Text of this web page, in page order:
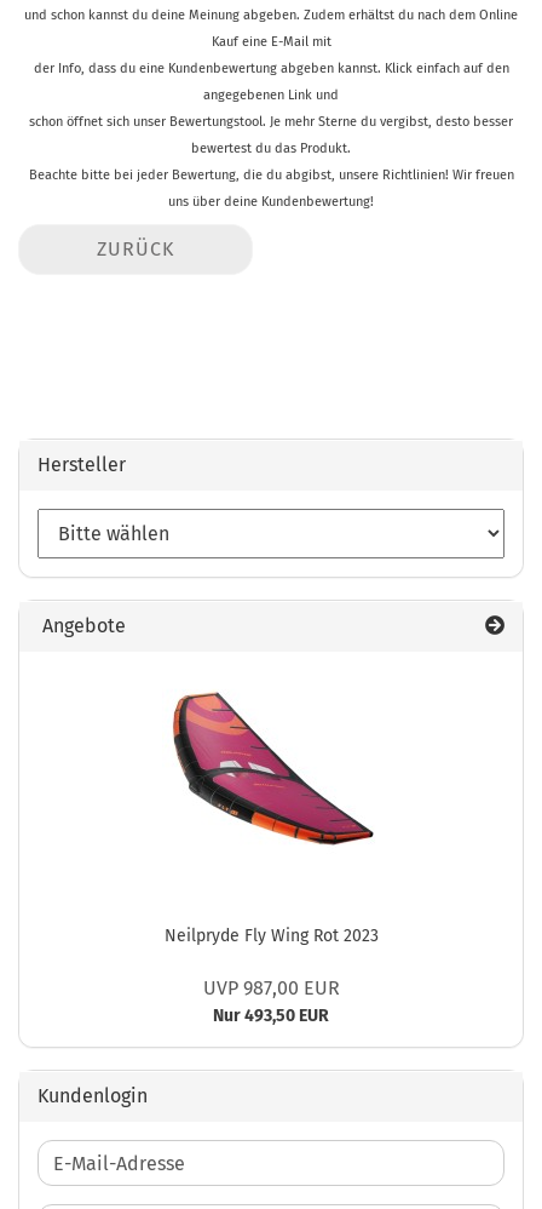
und schon kannst du deine Meinung abgeben. Zudem erhältst du nach dem Online
Kauf eine E-Mail mit
der Info, dass du eine Kundenbewertung abgeben kannst. Klick einfach auf den
angegebenen Link und
schon öffnet sich unser Bewertungstool. Je mehr Sterne du vergibst, desto besser
bewertest du das Produkt.
Beachte bitte bei jeder Bewertung, die du abgibst, unsere Richtlinien! Wir freuen
uns über deine Kundenbewertung!
ZURÜCK
Hersteller
Angebote
Neilpryde Fly Wing Rot 2023
UVP 987,00 EUR
Nur 493,50 EUR
Kundenlogin
E-
Mail-